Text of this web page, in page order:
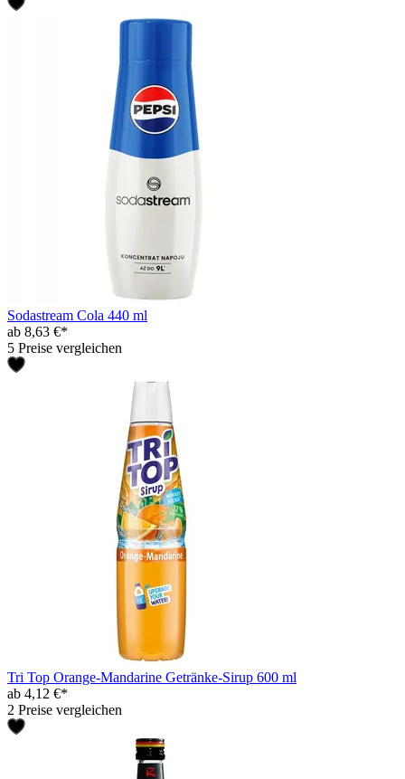
Sodastream Cola 440 ml
ab 8,63 €*
5 Preise vergleichen
Tri Top Orange-Mandarine Getränke-Sirup 600 ml
ab 4,12 €*
2 Preise vergleichen